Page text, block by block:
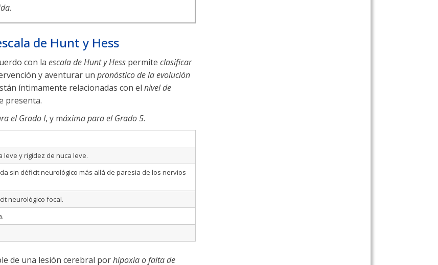
.
de Hunt y Hess
con la escala de Hunt y Hess permite clasificar
y aventurar un pronóstico de la evolución
íntimamente relacionadas con el nivel de
presenta.
el Grado I, y máxima para el Grado 5.
leve y rigidez de nuca leve.
sin déficit neurológico más allá de paresia de los nervios
neurológico focal.
de una lesión cerebral porhipoxia o falta de